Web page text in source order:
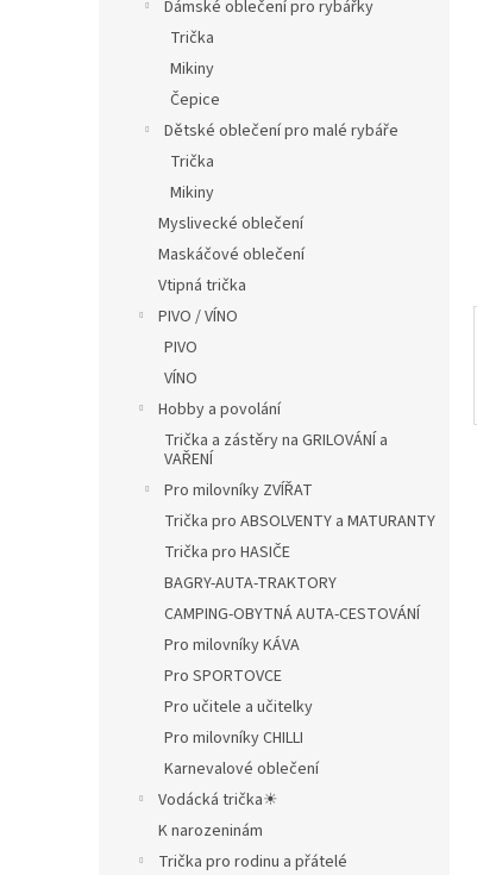
Dámské oblečení pro rybářky
Trička
Mikiny
Čepice
Dětské oblečení pro malé rybáře
Trička
Mikiny
Myslivecké oblečení
Maskáčové oblečení
Vtipná trička
PIVO / VÍNO
PIVO
VÍNO
Hobby a povolání
Trička a zástěry na GRILOVÁNÍ a
VAŘENÍ
Pro milovníky ZVÍŘAT
Trička pro ABSOLVENTY a MATURANTY
Trička pro HASIČE
BAGRY-AUTA-TRAKTORY
CAMPING-OBYTNÁ AUTA-CESTOVÁNÍ
Pro milovníky KÁVA
Pro SPORTOVCE
Pro učitele a učitelky
Pro milovníky CHILLI
Karnevalové oblečení
Vodácká trička☀
K narozeninám
Trička pro rodinu a přátelé